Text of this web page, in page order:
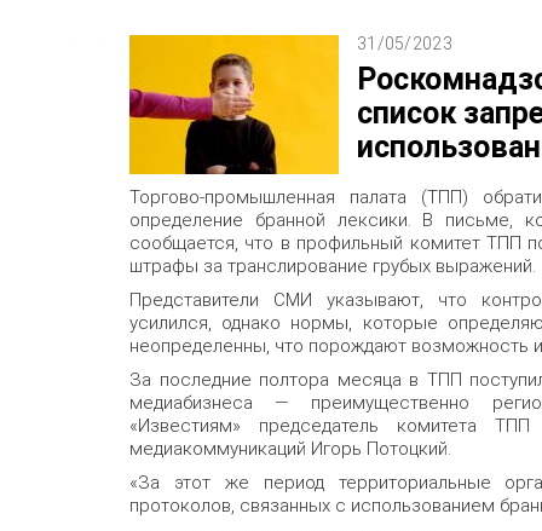
31/05/2023
список
Торгово-промышленная палата (ТПП)
определение бранной лексики. В письме,
сообщается, что в профильный комитет ТПП
штрафы за транслирование грубых выражений.
Представители СМИ указывают, что
усилился, однако нормы, которые
неопределенны, что порождают возможность
За последние полтора месяца в ТПП
медиабизнеса — преимущественно
«Известиям» председатель комитета
медиакоммуникаций Игорь Потоцкий.
«За этот же период территориальные
протоколов, связанных с использованием